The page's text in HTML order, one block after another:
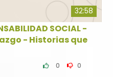
32:58
SOCIAL -
- Historias que
0 0